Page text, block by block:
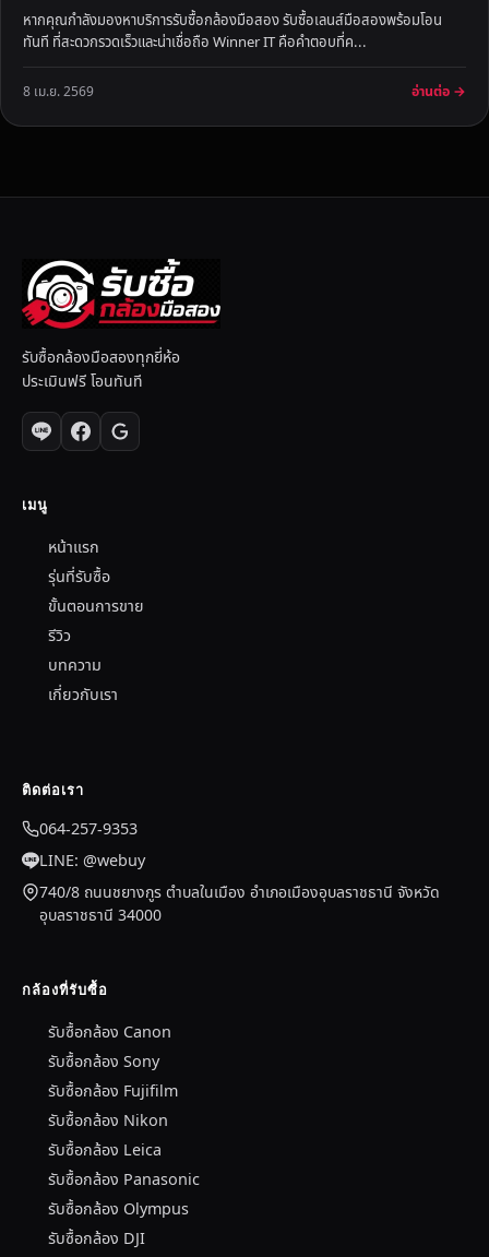
หากคุณกำลังมองหาบริการรับซื้อกล้องมือสอง รับซื้อเลนส์มือสองพร้อมโอน
ทันที ที่สะดวกรวดเร็วและน่าเชื่อถือ Winner IT คือคำตอบที่ค...
8 เม.ย. 2569 อ่านต่อ →
รับซื้อกล้องมือสองทุกยี่ห้อ
ประเมินฟรี โอนทันที
เมนู
หน้าแรก
รุ่นที่รับซื้อ
ขั้นตอนการขาย
รีวิว
บทความ
เกี่ยวกับเรา
ติดต่อเรา
064-257-9353
LINE: @webuy
740/8 ถนนชยางกูร ตำบลในเมือง อำเภอเมืองอุบลราชธานี จังหวัด
อุบลราชธานี 34000
กล้องที่รับซื้อ
รับซื้อกล้อง Canon
รับซื้อกล้อง Sony
รับซื้อกล้อง Fujifilm
รับซื้อกล้อง Nikon
รับซื้อกล้อง Leica
รับซื้อกล้อง Panasonic
รับซื้อกล้อง Olympus
รับซื้อกล้อง DJI